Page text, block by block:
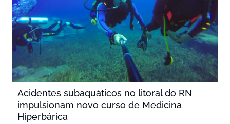
Acidentes subaquáticos no litoral do RN
impulsionam novo curso de Medicina
Hiperbárica